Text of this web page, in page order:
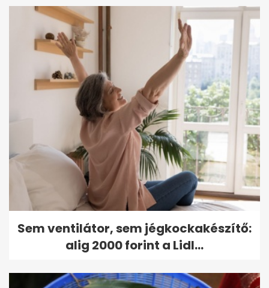
Sem ventilátor, sem jégkockakészítő:
alig 2000 forint a Lidl...